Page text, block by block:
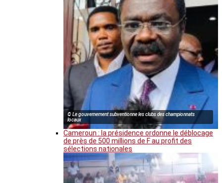
© Le gouvernement subventionne les clubs des championnats
locaux
Cameroun : la présidence ordonne le déblocage
de près de 500 millions de F au profit des
sélections nationales